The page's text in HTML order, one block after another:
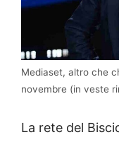
Mediaset, altro che
novembre (in veste
La rete del